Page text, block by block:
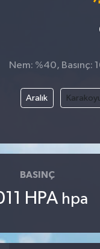
Nem: %40, Basınç:
Aralık
BASINÇ
HPA hpa